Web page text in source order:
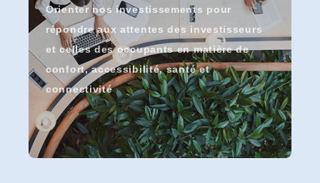
Orienter nos investissements pour
répondre aux attentes des investisseurs
et celles des occupants en matière de
confort, accessibilité, santé et
connectivité